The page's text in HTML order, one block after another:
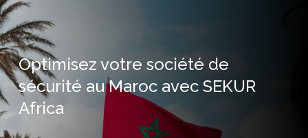
Optimisez votre société de
sécurité au Maroc avec SEKUR
Africa